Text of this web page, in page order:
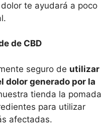
te ayudará a poco
de CBD
seguro de utilizar
dolor generado por la
tienda la pomada
para utilizar
afectadas.